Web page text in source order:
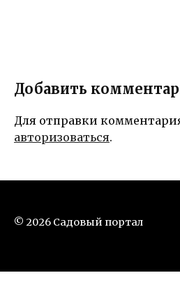
Добавить
Для отправки
авторизоваться.
© 2026 Садовый портал